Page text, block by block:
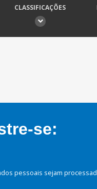
CLASSIFICAÇÕES
se:
pessoais sejam